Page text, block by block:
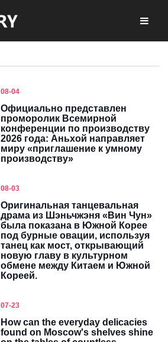
08-04
Официально представлен
проморолик Всемирной
конференции по производству
2026 года: Аньхой направляет
миру «приглашение к умному
производству»
08-03
Оригинальная танцевальная
драма из Шэньчжэня «Вин Чун»
была показана в Южной Корее
под бурные овации, используя
танец как мост, открывающий
новую главу в культурном
обмене между Китаем и Южной
Кореей.
07-23
How can the everyday delicacies
found on Moscow's shelves shine